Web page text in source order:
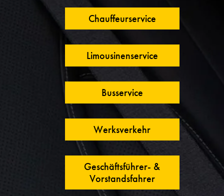
Chauffeurservice
Limousinenservice
Busservice
Werksverkehr
Geschäftsführer- &
Vorstandsfahrer